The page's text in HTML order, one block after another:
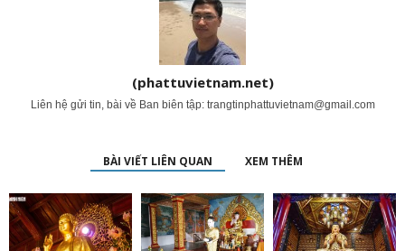
(phattuvietnam.net)
Liên hệ gửi tin, bài về Ban biên tập: trangtinphattuvietnam@gmail.com
BÀI VIẾT LIÊN QUAN XEM THÊM